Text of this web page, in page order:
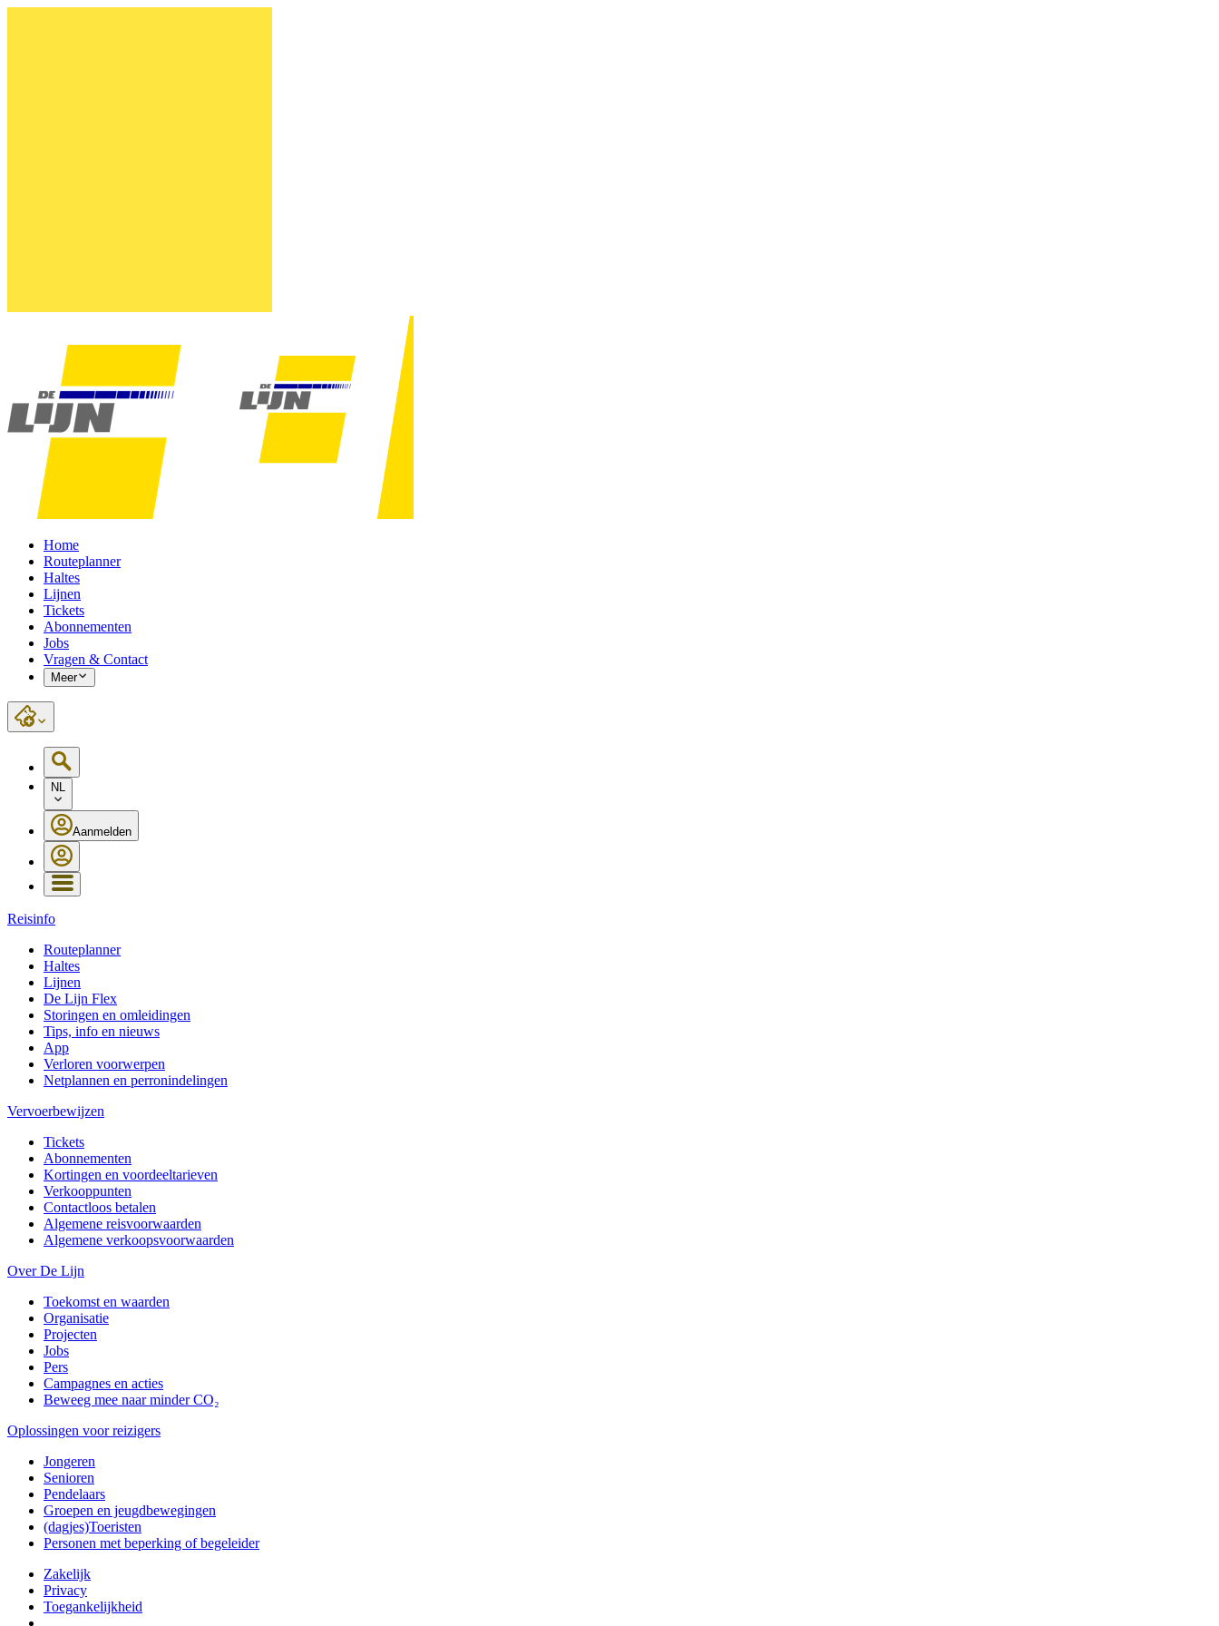
Home
Routeplanner
Haltes
Lijnen
Tickets
Abonnementen
Jobs
Vragen & Contact
Meer
NL
Aanmelden
Reisinfo
Routeplanner
Haltes
Lijnen
De Lijn Flex
Storingen en omleidingen
Tips, info en nieuws
App
Verloren voorwerpen
Netplannen en perronindelingen
Vervoerbewijzen
Tickets
Abonnementen
Kortingen en voordeeltarieven
Verkooppunten
Contactloos betalen
Algemene reisvoorwaarden
Algemene verkoopsvoorwaarden
Over De Lijn
Toekomst en waarden
Organisatie
Projecten
Jobs
Pers
Campagnes en acties
Beweeg mee naar minder CO₂
Oplossingen voor reizigers
Jongeren
Senioren
Pendelaars
Groepen en jeugdbewegingen
(dagjes)Toeristen
Personen met beperking of begeleider
Zakelijk
Privacy
Toegankelijkheid